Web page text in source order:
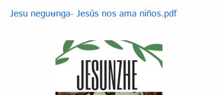
Jesu neguʉnga- Jesús nos ama niños.pdf